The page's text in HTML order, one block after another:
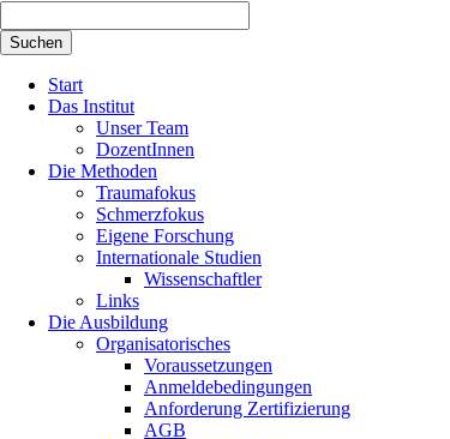
Suchen
überspringen
Start
Das Institut
Unser Team
DozentInnen
Die Methoden
Traumafokus
Schmerzfokus
Eigene Forschung
Internationale Studien
Wissenschaftler
Links
Die Ausbildung
Organisatorisches
Voraussetzungen
Anmeldebedingungen
Anforderung Zertifizierung
AGB